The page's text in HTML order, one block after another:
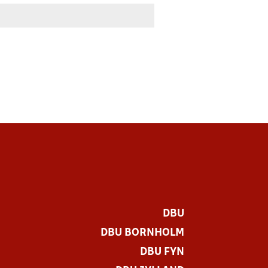
DBU
DBU BORNHOLM
DBU FYN